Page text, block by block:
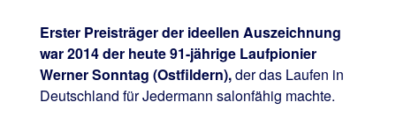
Erster Preisträger der ideellen Auszeichnung
war 2014 der heute 91-jährige Laufpionier
Werner Sonntag (Ostfildern),der das Laufen in
Deutschland für Jedermann salonfähig machte.